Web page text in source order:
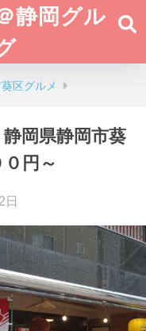
静岡グル
区グルメ
岡県静岡市葵
円～
日